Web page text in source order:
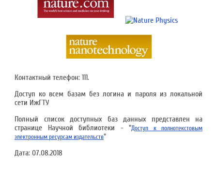
Контактный телефон: 111.
Доступ ко всем базам без логина и пароля из локальной
сети ИжГТУ
Полный список доступных баз данных представлен на
странице Научной библиотеки - "Доступ к полнотекстовым
электронным ресурсам издательств"
Дата: 07.08.2018